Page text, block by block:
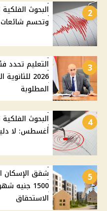
2
البحوث
وتحسم شائعات
3
التعليم تحدد
2026
المطلوبة
4
أغسطس: لا
5
1500
الاستحقاق